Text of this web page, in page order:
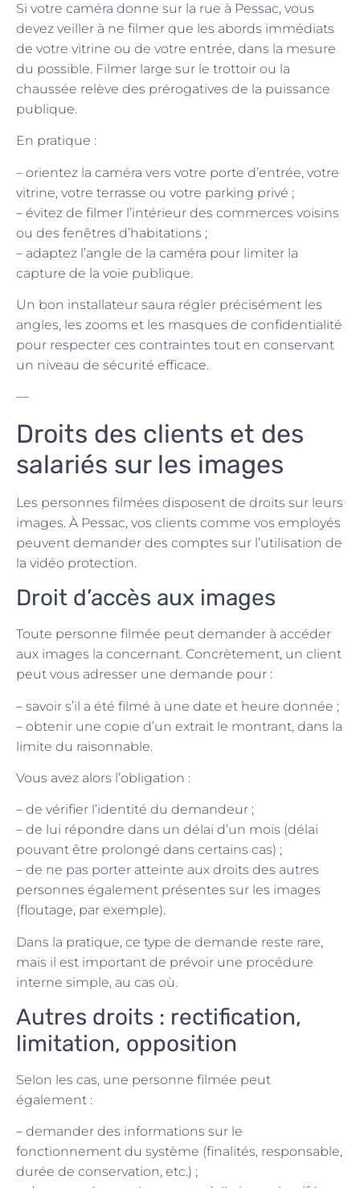
Si votre caméra donne sur la rue à Pessac, vous
devez veiller à ne filmer que les abords immédiats
de votre vitrine ou de votre entrée, dans la mesure
du possible. Filmer large sur le trottoir ou la
chaussée relève des prérogatives de la puissance
publique.
En pratique :
– orientez la caméra vers votre porte d’entrée, votre
vitrine, votre terrasse ou votre parking privé ;
– évitez de filmer l’intérieur des commerces voisins
ou des fenêtres d’habitations ;
– adaptez l’angle de la caméra pour limiter la
capture de la voie publique.
Un bon installateur saura régler précisément les
angles, les zooms et les masques de confidentialité
pour respecter ces contraintes tout en conservant
un niveau de sécurité efficace.
—
Droits des clients et des
salariés sur les images
Les personnes filmées disposent de droits sur leurs
images. À Pessac, vos clients comme vos employés
peuvent demander des comptes sur l’utilisation de
la vidéo protection.
Droit d’accès aux images
Toute personne filmée peut demander à accéder
aux images la concernant. Concrètement, un client
peut vous adresser une demande pour :
– savoir s’il a été filmé à une date et heure donnée ;
– obtenir une copie d’un extrait le montrant, dans la
limite du raisonnable.
Vous avez alors l’obligation :
– de vérifier l’identité du demandeur ;
– de lui répondre dans un délai d’un mois (délai
pouvant être prolongé dans certains cas) ;
– de ne pas porter atteinte aux droits des autres
personnes également présentes sur les images
(floutage, par exemple).
Dans la pratique, ce type de demande reste rare,
mais il est important de prévoir une procédure
interne simple, au cas où.
Autres droits : rectification,
limitation, opposition
Selon les cas, une personne filmée peut
également :
– demander des informations sur le
fonctionnement du système (finalités, responsable,
durée de conservation, etc.) ;